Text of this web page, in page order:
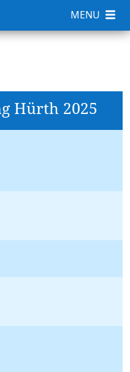
Hürth 2025
MENU